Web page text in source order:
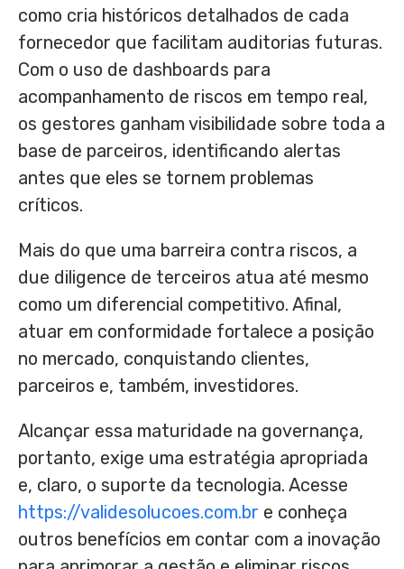
como cria históricos detalhados de cada
fornecedor que facilitam auditorias futuras.
Com o uso de dashboards para
acompanhamento de riscos em tempo real,
os gestores ganham visibilidade sobre toda a
base de parceiros, identificando alertas
antes que eles se tornem problemas
críticos.
Mais do que uma barreira contra riscos, a
due diligence de terceiros atua até mesmo
como um diferencial competitivo. Afinal,
atuar em conformidade fortalece a posição
no mercado, conquistando clientes,
parceiros e, também, investidores.
Alcançar essa maturidade na governança,
portanto, exige uma estratégia apropriada
e, claro, o suporte da tecnologia. Acesse
https://validesolucoes.com.br e conheça
outros benefícios em contar com a inovação